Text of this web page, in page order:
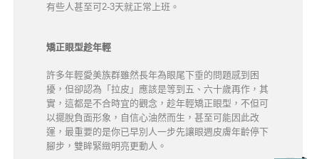
有些人甚至可2-3天就正常上班。
矯正眼型趁年輕
許多年輕愛美族群雖然長年為眼尾下垂的問題感到困
擾，但卻認為「拉皮」應該是等到五、六十歲再作，其
實，這都是不合時宜的觀念，趁年輕矯正眼型，不但可
以擺脫負面形象，自信心油然而生，甚至可能因此改
運，最重要的是你已早別人一步先讓眼週皮膚年齡停下
腳步，雙眸緊緻明亮更動人。